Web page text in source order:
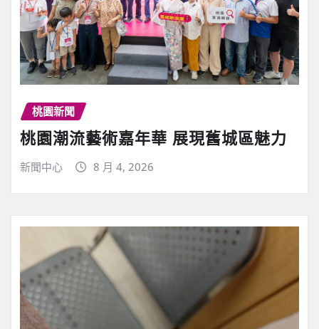
桃園新聞
桃園潮流藝術嘉年華 展現舊城區魅力
新聞中心 8 月 4, 2026